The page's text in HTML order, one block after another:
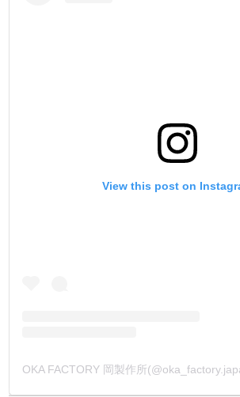
View this post on